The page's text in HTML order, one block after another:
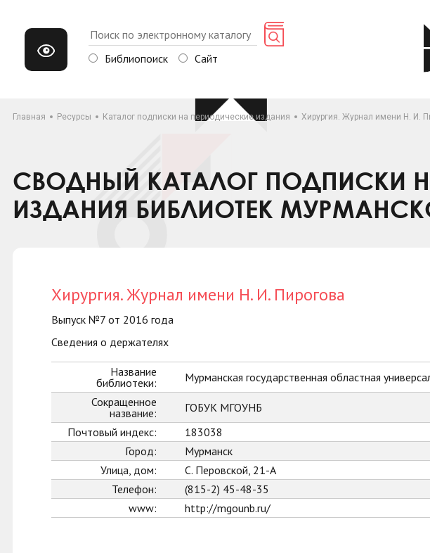
Библиопоиск Сайт
Главная Ресурсы Каталог подписки на периодические издания Хирургия. Журнал имени Н. И.
СВОДНЫЙ КАТАЛОГ ПОДПИСКИ
ИЗДАНИЯ БИБЛИОТЕК
Хирургия. Журнал имени Н. И. Пирогова
Выпуск №7 от 2016 года
Сведения о держателях
Название
библиотеки:
Мурманская государственная областная
Сокращенное
название:
ГОБУК МГОУНБ
Почтовый индекс:
183038
Город:
Мурманск
Улица, дом:
С. Перовской, 21-А
Телефон:
(815-2) 45-48-35
www:
http://mgounb.ru/